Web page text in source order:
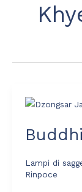
Lampi di
Rinpoce
Buddhisti
non